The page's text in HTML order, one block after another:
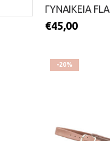
€45,00
-20%